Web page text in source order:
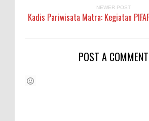
NEWER POST
Kadis Pariwisata Matra: Kegiatan
POST A COMMENT